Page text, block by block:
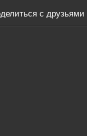
с друзьями